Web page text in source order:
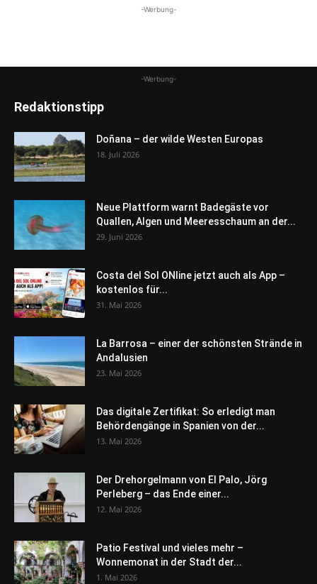
-Werbung-
-Werbung-
Redaktionstipp
Doñana – der wilde Westen Europas
18. Juli 2026
Neue Plattform warnt Badegäste vor
Quallen, Algen und Meeresschaum an der...
29. Juni 2026
Costa del Sol ONline jetzt auch als App –
kostenlos für...
31. Mai 2026
La Barrosa – einer der schönsten Strände in
Andalusien
23. Mai 2026
Das digitale Zertifikat: So erledigt man
Behördengänge in Spanien von der...
13. Mai 2026
Der Drehorgelmann von El Palo, Jörg
Perleberg – das Ende einer...
12. Mai 2026
Patio Festival und vieles mehr –
Wonnemonat in der Stadt der...
1. Mai 2026